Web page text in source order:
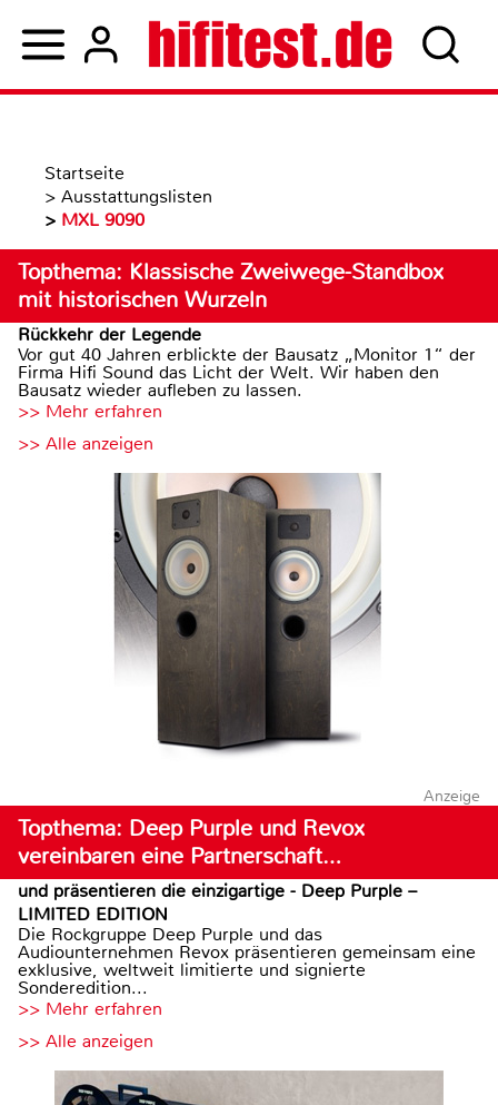
Startseite
> Ausstattungslisten
> MXL 9090
Topthema: Klassische Zweiwege-Standbox
mit historischen Wurzeln
Rückkehr der Legende
Vor gut 40 Jahren erblickte der Bausatz „Monitor 1“ der
Firma Hifi Sound das Licht der Welt. Wir haben den
Bausatz wieder aufleben zu lassen.
>> Mehr erfahren
>> Alle anzeigen
Anzeige
Topthema: Deep Purple und Revox
vereinbaren eine Partnerschaft…
und präsentieren die einzigartige - Deep Purple –
LIMITED EDITION
Die Rockgruppe Deep Purple und das
Audiounternehmen Revox präsentieren gemeinsam eine
exklusive, weltweit limitierte und signierte
Sonderedition...
>> Mehr erfahren
>> Alle anzeigen